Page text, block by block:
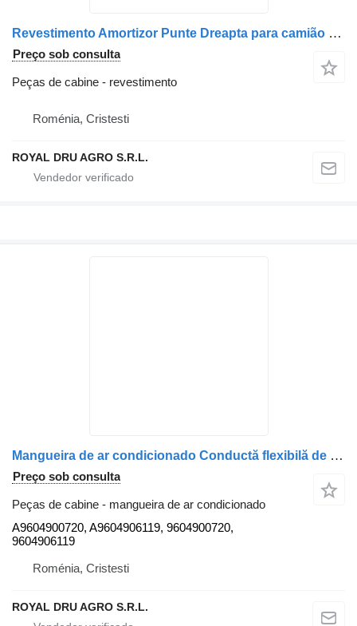
Revestimento Amortizor Punte Dreapta para camião Mercedes-Benz A9603263200 / 9603263200 / A9603263204 / 9603263204
Preço sob consulta
Peças de cabine - revestimento
Roménia, Cristesti
ROYAL DRU AGRO S.R.L.
Mangueira de ar condicionado Conductă flexibilă de evacuare A9604900720 para camião Mercedes-Benz A9604900720 / A9604906119
Preço sob consulta
Peças de cabine - mangueira de ar condicionado
A9604900720, A9604906119, 9604900720,
9604906119
Roménia, Cristesti
ROYAL DRU AGRO S.R.L.